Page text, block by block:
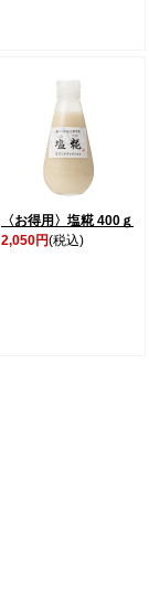
〈お得用〉塩糀 400ｇ
2,050円(税込)